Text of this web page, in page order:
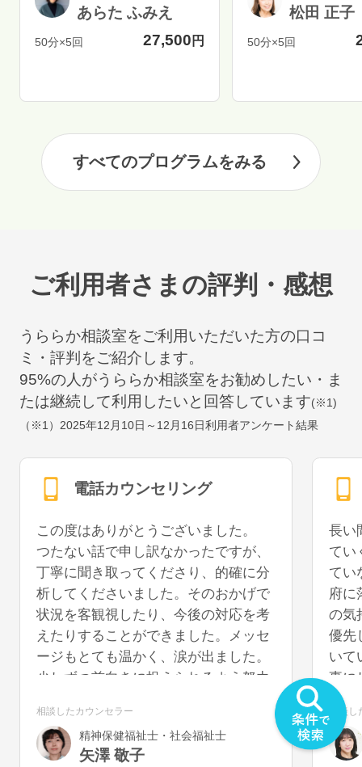
あらた ふみえ
50分×5回 27,500 円
松田 正子
50分×5回
すべてのプログラムをみる
ご利用者さまの評判・感想
うららか相談室をご利用いただいた方の口コ
ミ・評判をご紹介します。
95%の人がうららか相談室をお勧めしたい・ま
たは継続して利用したいと回答しています(※1)
（※1） 2025年12月10日～12月16日利用者アンケート結果
電話カウンセリング
この度はありがとうございました。
つたない話で申し訳なかったですが、
丁寧に聞き取ってくださり、的確に分
析してくださいました。そのおかげで
状況を客観視したり、今後の対応を考
えたりすることができました。メッセ
ージもとても温かく、涙が出ました。
少しずつ前向きに捉えられるよう努力
あれば、再度お話を聞いていただける
と幸いです。
相談したカウンセラー
精神保健福祉士・社会福祉士
矢澤 敬子
長い
てい
てい
府に
の気
優先
いて
事に
う
を切
気が
う
相談